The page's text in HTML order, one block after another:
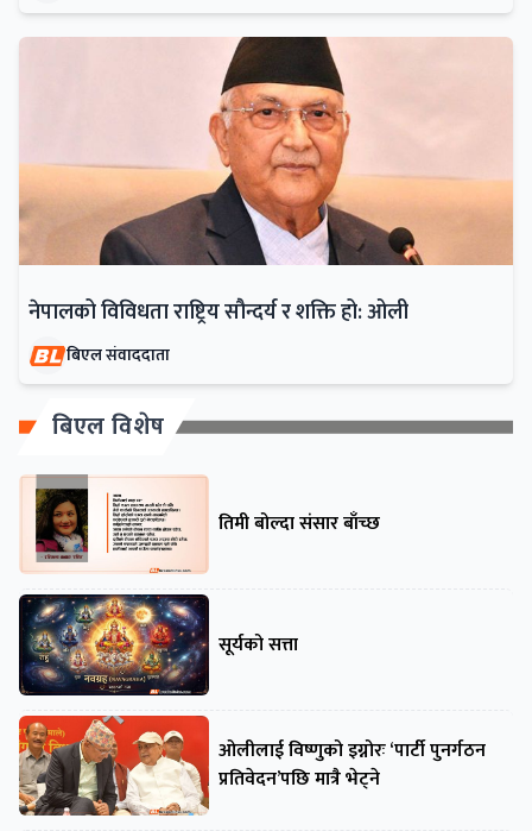
नेपालको विविधता राष्ट्रिय सौन्दर्य र शक्ति हो: ओली
बिएल संवाददाता
बिएल विशेष
तिमी बोल्दा संसार बाँच्छ
सूर्यको सत्ता
ओलीलाई विष्णुको इग्नोरः ‘पार्टी पुनर्गठन
प्रतिवेदन’पछि मात्रै भेट्ने